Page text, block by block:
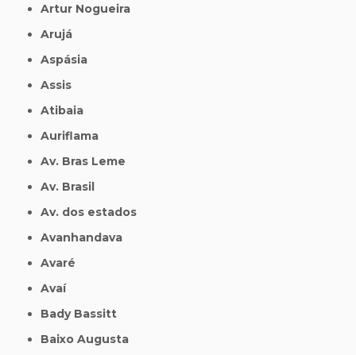
Artur Nogueira
Arujá
Aspásia
Assis
Atibaia
Auriflama
Av. Bras Leme
Av. Brasil
Av. dos estados
Avanhandava
Avaré
Avaí
Bady Bassitt
Baixo Augusta